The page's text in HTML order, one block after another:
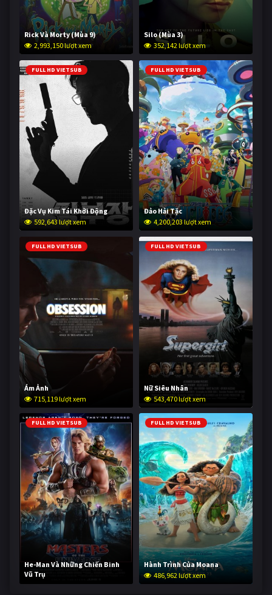
Rick Và Morty (Mùa 9)
2,993,150 lượt xem
Silo (Mùa 3)
352,142 lượt xem
FULL HD VIETSUB
Đặc Vụ Kim Tái Khởi Động
592,643 lượt xem
FULL HD VIETSUB
Đảo Hải Tặc
4,200,203 lượt xem
FULL HD VIETSUB
Ám Ảnh
715,119 lượt xem
FULL HD VIETSUB
Nữ Siêu Nhân
543,470 lượt xem
FULL HD VIETSUB
He-Man Và Những Chiến Binh
Vũ Trụ
235,375 lượt xem
FULL HD VIETSUB
Hành Trình Của Moana
486,962 lượt xem